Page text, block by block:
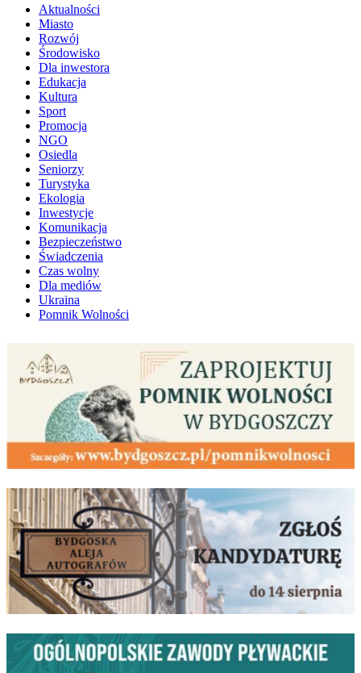
Aktualności
Miasto
Rozwój
Środowisko
Dla inwestora
Edukacja
Kultura
Sport
Promocja
NGO
Osiedla
Seniorzy
Turystyka
Ekologia
Inwestycje
Komunikacja
Bezpieczeństwo
Świadczenia
Czas wolny
Dla mediów
Ukraina
Pomnik Wolności